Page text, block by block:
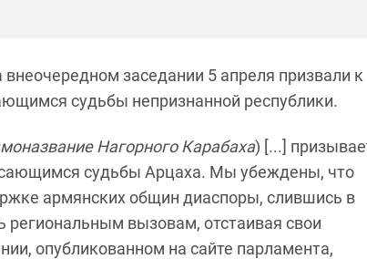
заседании 5 апреля призвали к
судьбы непризнанной республики.
Нагорного Карабаха) [...]
судьбы Арцаха. Мы убеждены, что
армянских общин диаспоры, слившись в
региональным вызовам, отстаивая свои
опубликованном на сайте парламента,